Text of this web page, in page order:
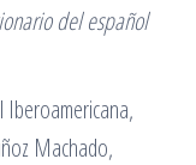
del español
Iberoamericana,
Machado,